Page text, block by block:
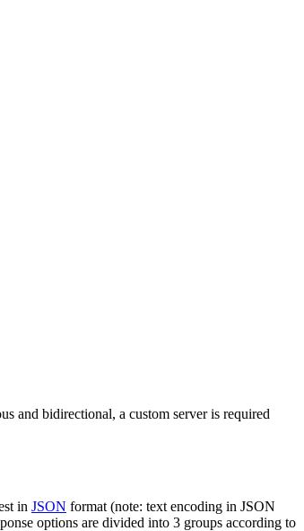
and bidirectional, a custom server is required
in JSON format (note: text encoding in JSON
options are divided into 3 groups according to